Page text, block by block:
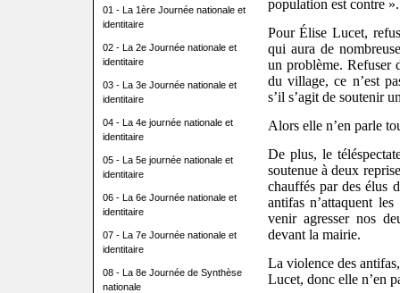
01 - La 1ère Journée nationale et
identitaire
02 - La 2e Journée nationale et
identitaire
03 - La 3e Journée nationale et
identitaire
04 - La 4e journée nationale et
identitaire
05 - La 5e journée nationale et
identitaire
06 - La 6e Journée nationale et
identitaire
07 - La 7e Journée nationale et
identitaire
08 - La 8e Journée de Synthèse
nationale
population est contre ».
Pour Élise Lucet,
qui aura de
un problème. Refuser
du village, ce n’est
s’il s’agit de soutenir
Alors elle n’en parle
De plus, le
soutenue à deux
chauffés par des élus
antifas n’attaquent
venir agresser nos
devant la mairie.
La violence des
Lucet, donc elle n’en